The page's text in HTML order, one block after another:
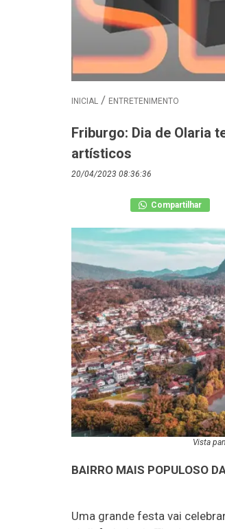
INICIAL ENTRETENIMENTO
Friburgo: Dia de Olaria
artísticos
20/04/2023 08:36:36
Compartilhar
Vista
BAIRRO MAIS POPULOSO
Uma grande festa vai